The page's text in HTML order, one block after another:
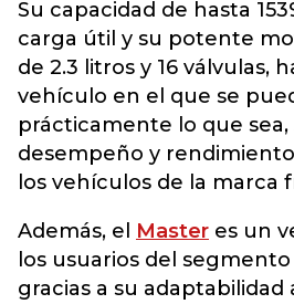
Su capacidad de hasta
carga útil y su potente
de 2.3 litros y 16 válvulas,
vehículo en el que se
prácticamente lo que sea,
desempeño y
los vehículos de la marca
Además, el Master es un
los usuarios del
gracias a su